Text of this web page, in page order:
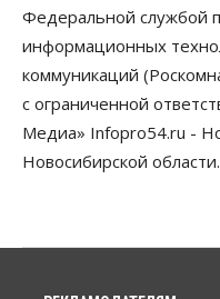
По
листы на
07 Августа 2026, 08:00
Бизнес Власть
привлекать к
России
Федеральной службой
информационных
коммуникаций
с ограниченной
Медиа» Infopro54.ru -
Новосибирской